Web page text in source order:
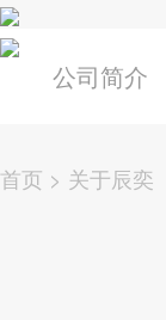
公司简介
首页 > 关于辰奕